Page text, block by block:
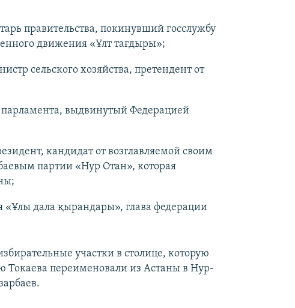
правительства, покинувший госслужбу
движения «Ұлт тағдыры»;
сельского хозяйства, претендент от
выдвинутый Федерацией
кандидат от возглавляемой своим
партии «Нур Отан», которая
дала қырандары», глава федерации
участки в столице, которую
Токаева переименовали из Астаны в Нур-